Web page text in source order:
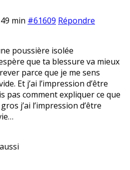
min #61609 Répondre
poussière isolée
que ta blessure va mieux
parce que je me sens
Et j’ai l’impression d’être
pas comment expliquer ce que
j’ai l’impression d’être